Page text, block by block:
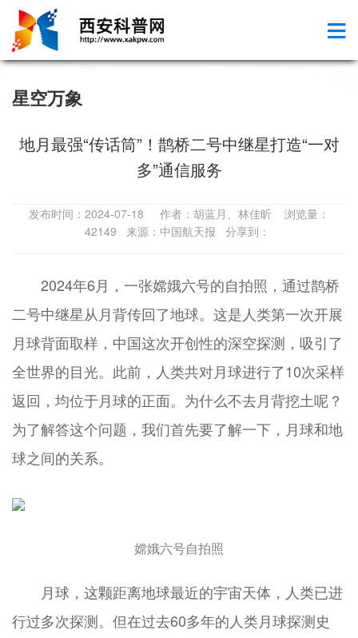
星空万象
地月最强“传话筒”！鹊桥二号中继星打造“一对
多”通信服务
发布时间：2024-07-18 作者：胡蓝月、林佳昕 浏览量：
42149 来源：中国航天报 分享到：
2024年6月，一张嫦娥六号的自拍照，通过鹊桥
二号中继星从月背传回了地球。这是人类第一次开展
月球背面取样，中国这次开创性的深空探测，吸引了
全世界的目光。此前，人类共对月球进行了10次采样
返回，均位于月球的正面。为什么不去月背挖土呢？
为了解答这个问题，我们首先要了解一下，月球和地
球之间的关系。
嫦娥六号自拍照
月球，这颗距离地球最近的宇宙天体，人类已进
行过多次探测。但在过去60多年的人类月球探测史